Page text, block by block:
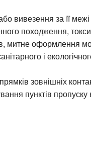
вивезення за її
походження,
митне оформлення
і
зовнішніх
пунктів